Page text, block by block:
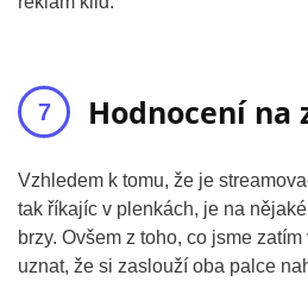
Hodnocení na
Vzhledem k tomu, že je
tak říkajíc v plenkách, je na
brzy. Ovšem z toho, co jsme
uznat, že si zaslouží oba palce